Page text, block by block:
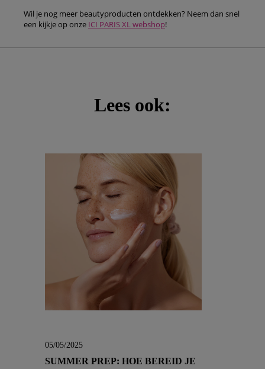
Wil je nog meer beautyproducten ontdekken? Neem dan snel
een kijkje op onze ICI PARIS XL webshop!
Lees ook:
05/05/2025
SUMMER PREP: HOE BEREID JE